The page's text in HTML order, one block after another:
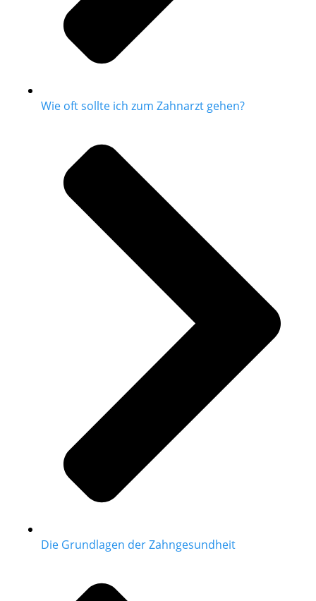
Wie oft sollte ich zum Zahnarzt gehen?
Die Grundlagen der Zahngesundheit